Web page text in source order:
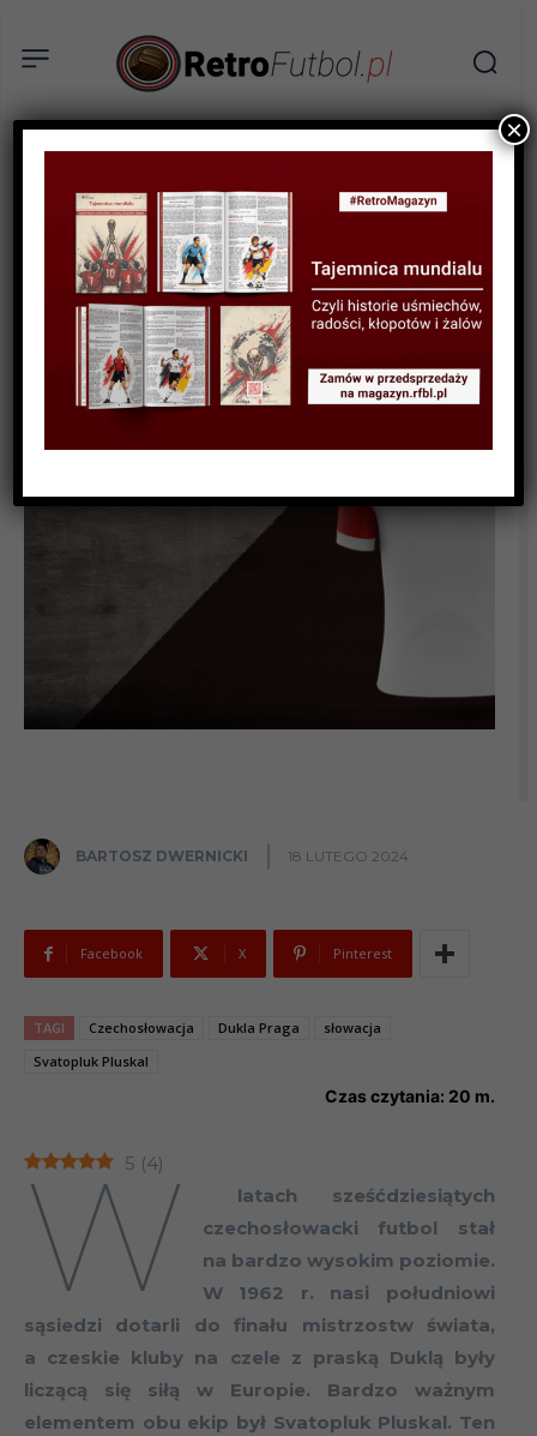
BIOGRAFIE PIŁKARZY
Svatopluk Pluskal – czeski
rygiel
BARTOSZ DWERNICKI 18 LUTEGO 2024
Facebook X Pinterest
TAGI Czechosłowacja Dukla Praga
słowacja
Svatopluk Pluskal
Czas czytania: 20 m.
5 (4)
W
latach sześćdziesiątych
czechosłowacki futbol stał
na bardzo wysokim poziomie.
W 1962 r. nasi południowi
sąsiedzi dotarli do finału mistrzostw świata,
a czeskie kluby na czele z praską Duklą były
liczącą się siłą w Europie. Bardzo ważnym
elementem obu ekip był Svatopluk Pluskal. Ten
×